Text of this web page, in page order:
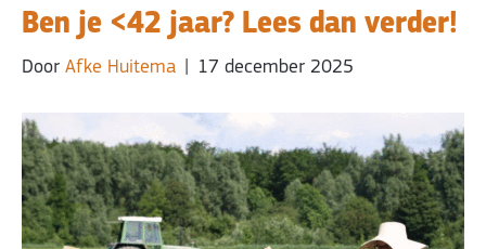
Ben je <42 jaar? Lees dan verder!
Door Afke Huitema 17 december 2025